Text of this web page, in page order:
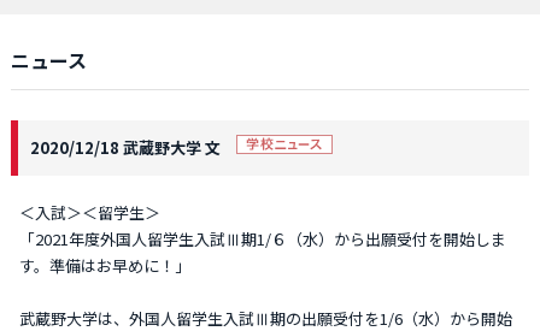
ニュース
2020/12/18 武蔵野大学 文
＜入試＞＜留学生＞
「2021年度外国人留学生入試Ⅲ期1/６（水）から出願受付を開始しま
す。準備はお早めに！」
武蔵野大学は、外国人留学生入試Ⅲ期の出願受付を1/6（水）から開始